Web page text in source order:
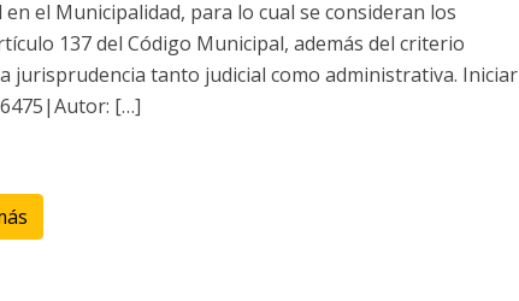
el Municipalidad, para lo cual se consideran los
137 del Código Municipal, además del criterio
jurisprudencia tanto judicial como administrativa. Iniciar
[…]